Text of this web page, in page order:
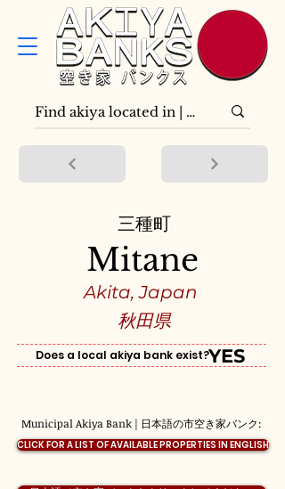
YES
CLICK FOR A LIST OF AVAILABLE PROPERTIES IN ENGLISH
Akita, Japan
Municipal Akiya Bank | 日本語の市空き家バンク:
Mitane
Does a local akiya bank exist?
秋田県
三種町